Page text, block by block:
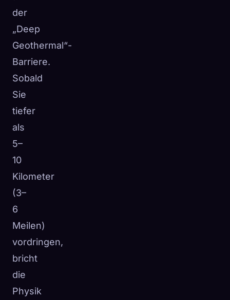
der
„Deep
Geothermal“-
Barriere.
Sobald
Sie
tiefer
als
5–
10
Kilometer
(3–
6
Meilen)
vordringen,
bricht
die
Physik